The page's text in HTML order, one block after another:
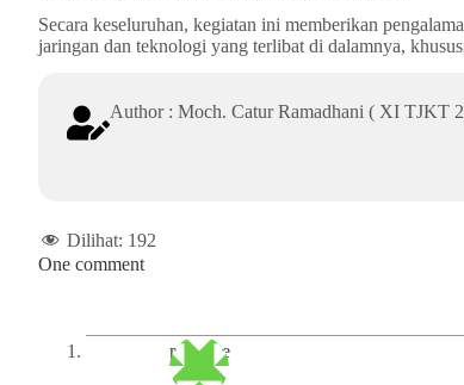
Secara keseluruhan, kegiatan ini memberikan
jaringan dan teknologi yang terlibat di dalamnya,
Author : Moch. Catur Ramadhani ( XI TJKT
Dilihat: 192
One comment
moekrie